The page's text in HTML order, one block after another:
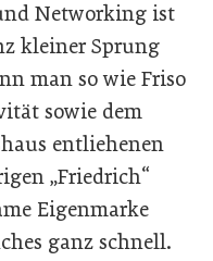
Networking ist
kleiner Sprung
man so wie Friso
sowie dem
entliehenen
„Friedrich“
Eigenmarke
ganz schnell.